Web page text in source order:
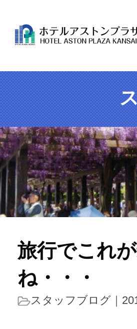
旅行でこれ
ね・・・
スタッフブログ ｜